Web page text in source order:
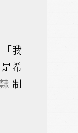
我
希
制